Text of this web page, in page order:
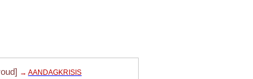
→AANDAGKRISIS